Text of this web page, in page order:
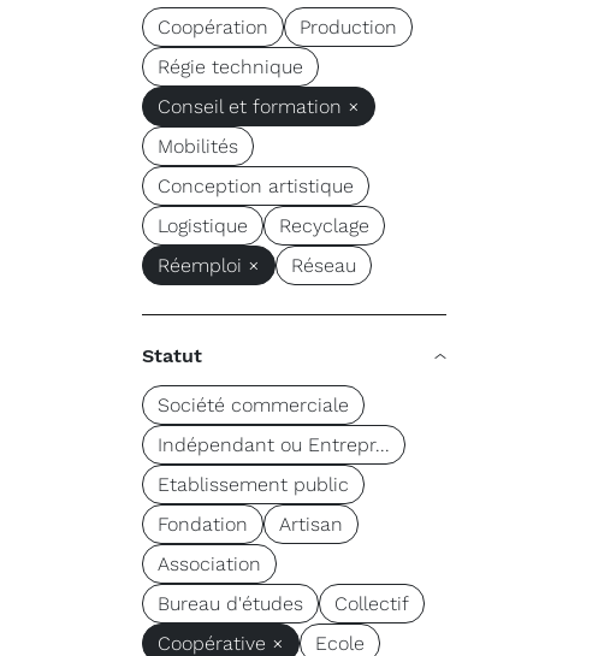
Coopération
Production
Régie technique
Conseil et formation ×
Mobilités
Conception artistique
Logistique
Recyclage
Réemploi ×
Réseau
Statut
Société commerciale
Indépendant ou Entrepr...
Etablissement public
Fondation
Artisan
Association
Bureau d'études
Collectif
Coopérative ×
Ecole